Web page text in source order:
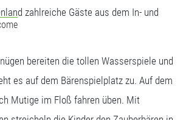
zahlreiche Gäste aus dem In- und
bereiten die tollen Wasserspiele und
es auf dem Bärenspielplatz zu. Auf dem
Mutige im Floß fahren üben. Mit